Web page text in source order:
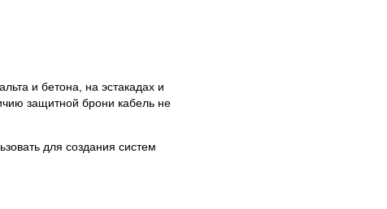
и бетона, на эстакадах и
защитной брони кабель не
для создания систем